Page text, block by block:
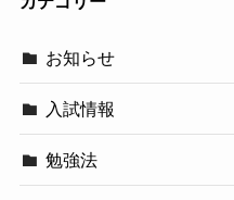
お知らせ
入試情報
勉強法